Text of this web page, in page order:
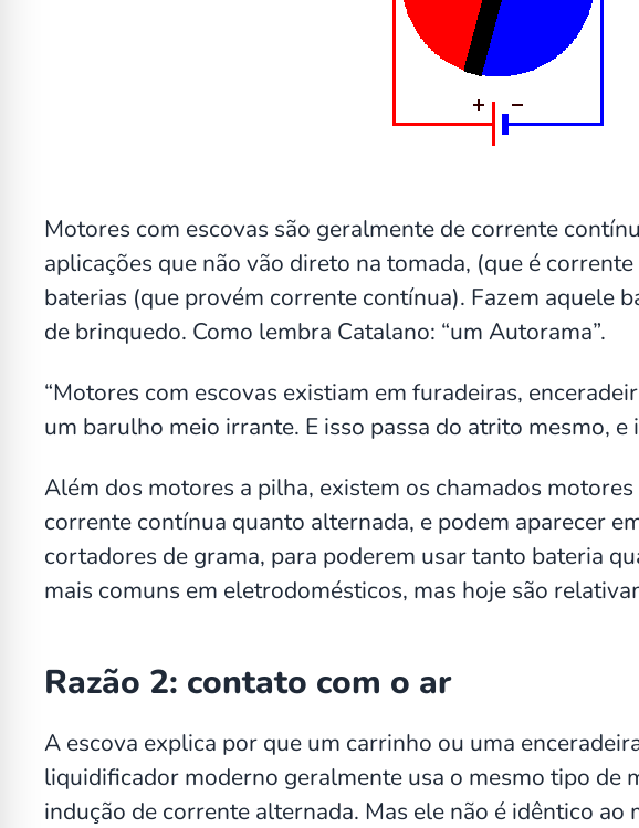
Motores com escovas são geralmente de corrente
aplicações que não vão direto na tomada, (que é
baterias (que provém corrente contínua). Fazem aquele
de brinquedo. Como lembra Catalano: “um Autorama”.
“Motores com escovas existiam em furadeiras,
um barulho meio irrante. E isso passa do atrito mesmo, e
Além dos motores a pilha, existem os chamados
corrente contínua quanto alternada, e podem aparecer
cortadores de grama, para poderem usar tanto bateria
mais comuns em eletrodomésticos, mas hoje são
Razão 2: contato com o ar
A escova explica por que um carrinho ou uma
liquidificador moderno geralmente usa o mesmo tipo de
indução de corrente alternada. Mas ele não é idêntico ao